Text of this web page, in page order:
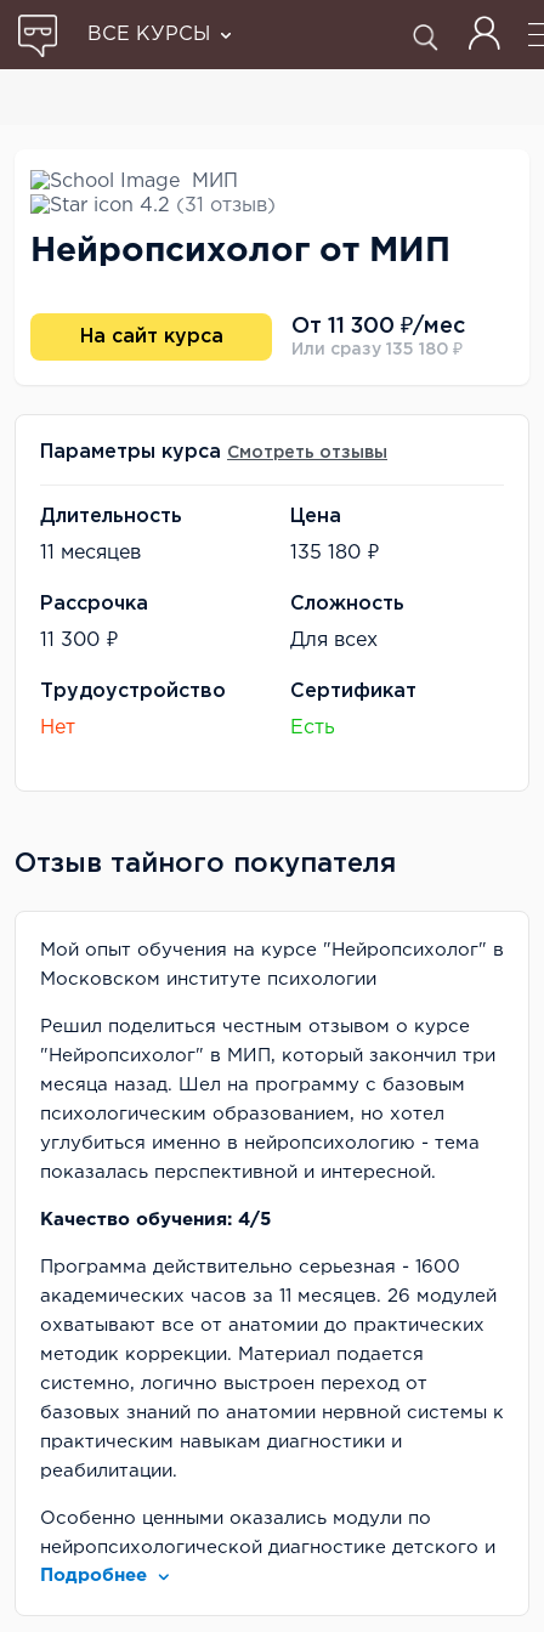
ВСЕ КУРСЫ
МИП
4.2 (31 отзыв)
Нейропсихолог от МИП
На сайт курса
От 11 300 ₽/мес
Или сразу 135 180 ₽
Параметры курса Смотреть отзывы
Длительность
11 месяцев
Цена
135 180 ₽
Рассрочка
11 300 ₽
Сложность
Для всех
Трудоустройство
Нет
Сертификат
Есть
Отзыв тайного покупателя
Мой опыт обучения на курсе "Нейропсихолог" в
Московском институте психологии
Решил поделиться честным отзывом о курсе
"Нейропсихолог" в МИП, который закончил три
месяца назад. Шел на программу с базовым
психологическим образованием, но хотел
углубиться именно в нейропсихологию - тема
показалась перспективной и интересной.
Качество обучения: 4/5
Программа действительно серьезная - 1600
академических часов за 11 месяцев. 26 модулей
охватывают все от анатомии до практических
методик коррекции. Материал подается
системно, логично выстроен переход от
базовых знаний по анатомии нервной системы к
практическим навыкам диагностики и
реабилитации.
Особенно ценными оказались модули по
нейропсихологической диагностике детского и
позднего возраста, практикумы по работе с
Подробнее